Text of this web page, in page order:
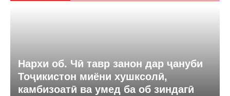
Нархи об. Чӣ тавр занон дар ҷануби
Тоҷикистон миёни хушксолӣ,
камбизоатӣ ва умед ба об зиндагӣ